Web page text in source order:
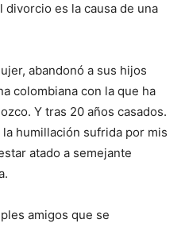
divorcio es la causa de una
abandonó a sus hijos
colombiana con la que ha
Y tras 20 años casados.
humillación sufrida por mis
atado a semejante
amigos que se